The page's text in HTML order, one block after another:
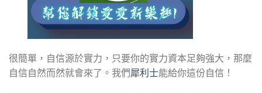
很簡單，自信源於實力，只要你的實力資本足夠強大，那麼
自信自然而然就會來了。我們犀利士能給你這份自信！